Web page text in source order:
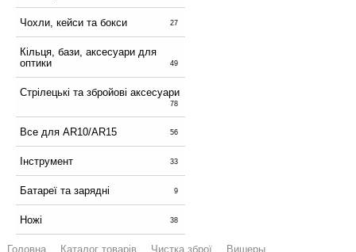
Чохли, кейси та бокси 27
Кільця, бази, аксесуари для
оптики
49
Стрілецькі та збройові аксесуари
78
Все для AR10/AR15 56
Інструмент 33
Батареї та зарядні 9
Ножі 38
Головна Каталог товарів Чистка зброї Вишеры